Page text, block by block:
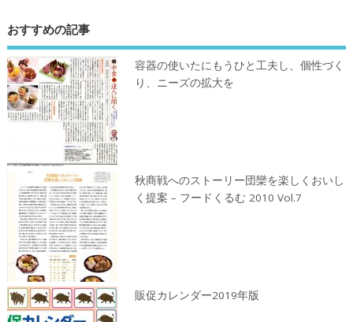
おすすめの記事
容器の使いたにもうひと工夫し、個性づく
り、ニーズの拡大を
秋商戦へのストーリー団欒を楽しくおいし
く提案 – フードくるむ 2010 Vol.7
販促カレンダー2019年版